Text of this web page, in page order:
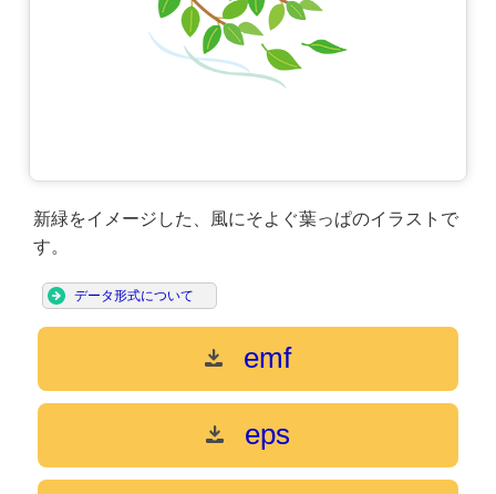
新緑をイメージした、風にそよぐ葉っぱのイラストで
す。
データ形式について
emf
eps